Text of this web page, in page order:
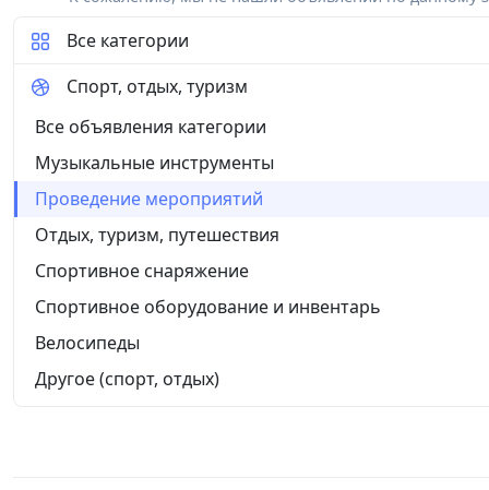
Все категории
Спорт, отдых, туризм
Все объявления категории
Музыкальные инструменты
Проведение мероприятий
Отдых, туризм, путешествия
Спортивное снаряжение
Спортивное оборудование и инвентарь
Велосипеды
Другое (спорт, отдых)